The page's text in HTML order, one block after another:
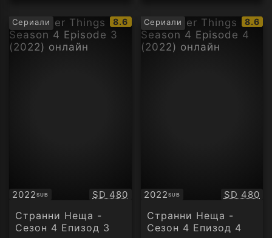
Сериали
IMDb
рейтинг:
8.6
2022SUB
Субтитри Качество:
SD 480
Странни Неща -
Сезон 4 Епизод 3
Сериали
IMDb
8.6
2022SUB
Субтитри SD 480
Странни Неща -
Сезон 4 Епизод 4